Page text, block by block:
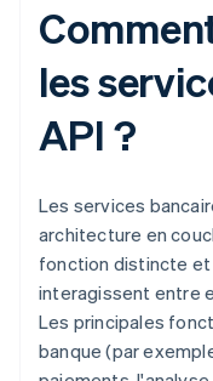
les
API ?
Les services
architecture en
fonction distincte
interagissent entre
Les principales
banque (par